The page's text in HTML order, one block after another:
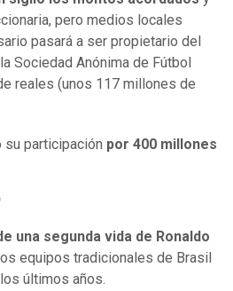
pero medios locales
pasará a ser propietario del
Sociedad Anónima de Fútbol
reales (unos 117 millones de
su participación por 400 millones
una segunda vida de Ronaldo
equipos tradicionales de Brasil
últimos años.